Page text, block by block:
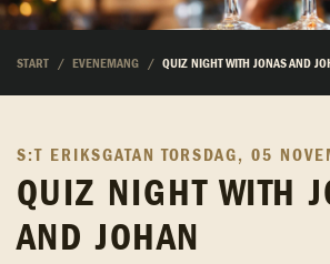
START EVENEMANG QUIZ NIGHT WITH JONAS AND
S:T ERIKSGATAN TORSDAG, 05
QUIZ NIGHT WITH
AND JOHAN